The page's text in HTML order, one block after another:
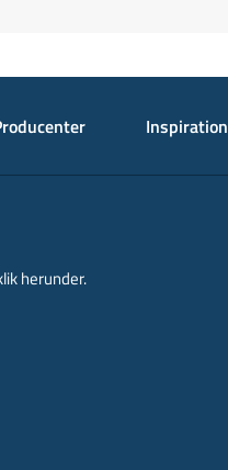
Inspiration
herunder.